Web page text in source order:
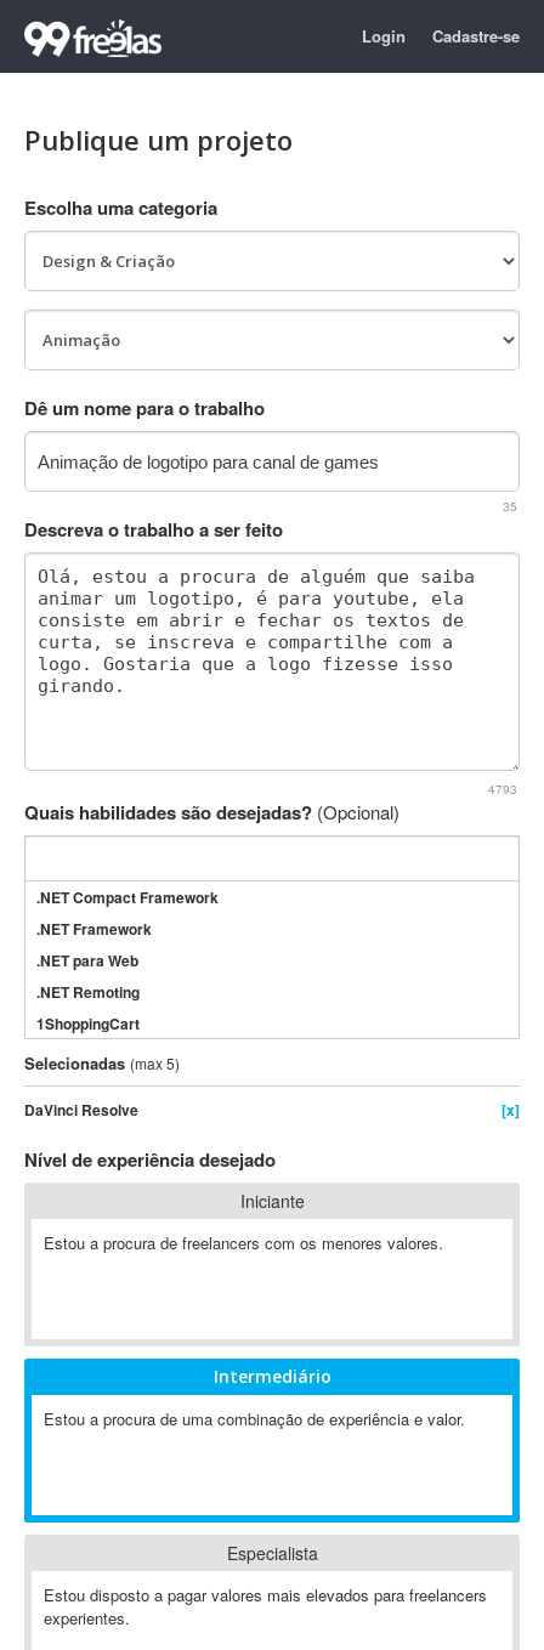
Login Cadastre-se
Publique um projeto
Escolha uma categoria
Dê um nome para o trabalho
35
Descreva o trabalho a ser feito
4793
Quais habilidades são desejadas? (Opcional)
.NET Compact Framework
.NET Framework
.NET para Web
.NET Remoting
1ShoppingCart
3DS Max
3GSM
4D Dimension
802.11
A&P
A2Billing
ABAP
ABBYY FineReader
Ableton Live
Abstract
Abstract Window Toolkit (AWT)
Selecionadas (max 5)
DaVinci Resolve [x]
Nível de experiência desejado
Iniciante
Estou a procura de freelancers com os menores valores.
Intermediário
Estou a procura de uma combinação de experiência e valor.
Especialista
Estou disposto a pagar valores mais elevados para freelancers
experientes.